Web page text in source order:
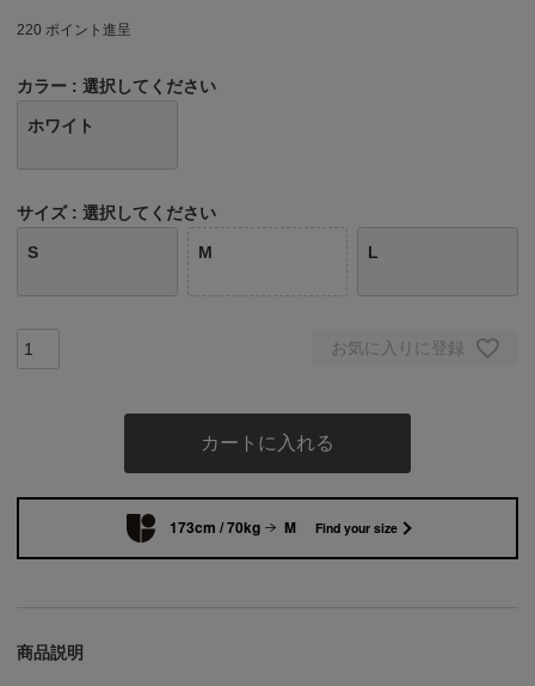
220 ポイント進呈
カラー 選択してください
ホワイト
サイズ 選択してください
S M L
お気に入りに登録
カートに入れる
173cm / 70kg M Find your size
商品説明